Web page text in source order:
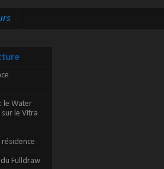
le Water
sur le Vitra
résidence
du Fulldraw